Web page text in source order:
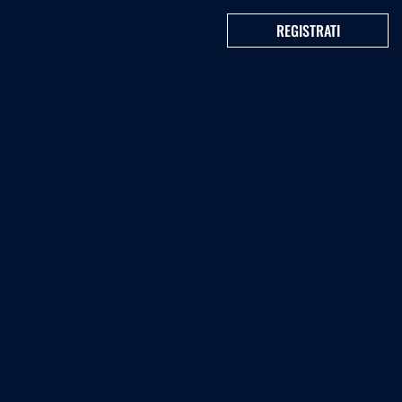
REGISTRATI